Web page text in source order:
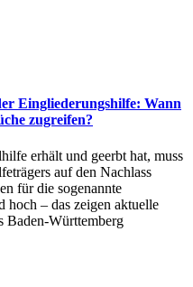
Eingliederungshilfe: Wann
zugreifen?
erhält und geerbt hat, muss
auf den Nachlass
für die sogenannte
hoch – das zeigen aktuelle
Baden-Württemberg